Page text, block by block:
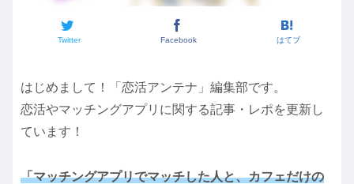
Twitter Facebook はてブ
はじめまして！「恋活アンテナ」編集部です。
恋活やマッチングアプリに関する記事・レポを更新し
ています！
「マッチングアプリでマッチした人と、カフェだけの